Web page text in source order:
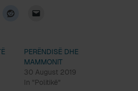
PERËNDISË DHE
MAMMONIT
30 August 2019
In "Politikë"